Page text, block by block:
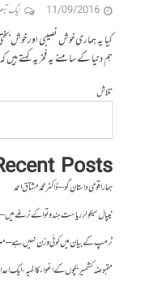
11/09/2016 ایک
کیا یہ ہماری خوش نصیبی اور خوش
ہم دنیا کے سامنے یہ فخریہ کہتے
تلاش
Posts
ہمارا قومی داستان گو – ڈاکٹر محمد مشتاق احمد
نیپال سیکولر ریاست ہندوتوا کے نرغے میں
ٹرمپ کے بیان میں کوئی وزن نہیں ہے –
مقبوضہ کشمیر بچوں کے اغواء کا المیہ، ایک